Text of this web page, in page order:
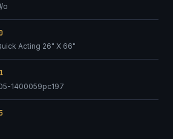
o
Acting 26" X 66"
1400059pc197